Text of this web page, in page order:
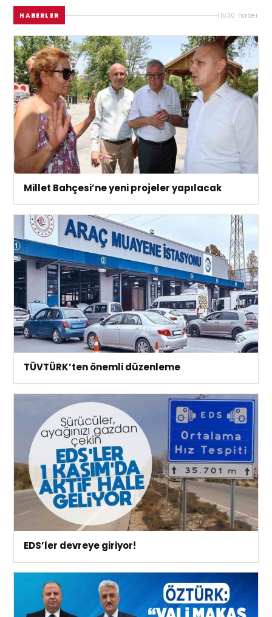
HABERLER 11530 haber
Millet Bahçesi’ne yeni projeler yapılacak
TÜVTÜRK’ten önemli düzenleme
EDS’ler devreye giriyor!